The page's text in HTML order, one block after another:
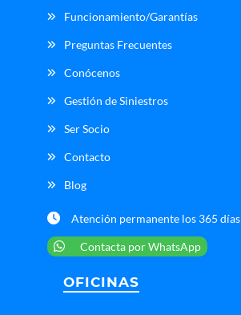
Funcionamiento/Garantías
Preguntas Frecuentes
Conócenos
Gestión de Siniestros
Ser Socio
Contacto
Blog
Atención permanente los 365 días
Contacta por WhatsApp
OFICINAS